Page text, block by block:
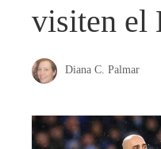
visiten el
Diana C. Palmar